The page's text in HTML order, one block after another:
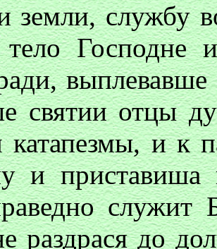
земли, службу
Господне
святии отцы
катапезмы, и к
и приставиша
служит
раздрася до